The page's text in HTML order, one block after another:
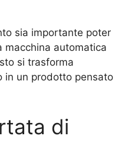
sia importante poter
macchina automatica
si trasforma
in un prodotto pensato
di